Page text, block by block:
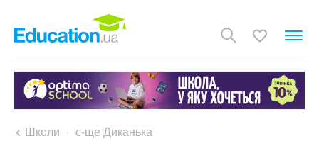
Школи с-ще Диканька